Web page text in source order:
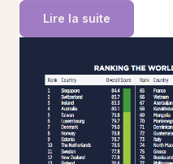
Lire la suite